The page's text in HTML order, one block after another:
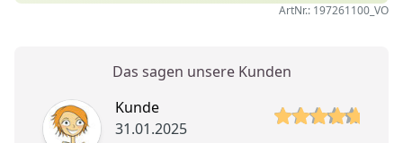
ArtNr.: 197261100_VO
Das sagen unsere Kunden
Kunde
31.01.2025
5 von 5 Sterne